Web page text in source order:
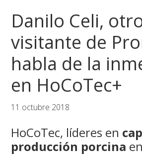
navegación
principal
principal
página
Danilo Celi,
visitante de
habla de la
en HoCoTec+
11 octubre 2018
HoCoTec, líderes en
producción porcina